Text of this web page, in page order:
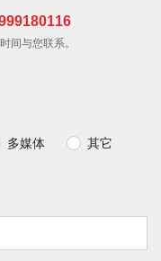
间与您联系。
多媒体 其它